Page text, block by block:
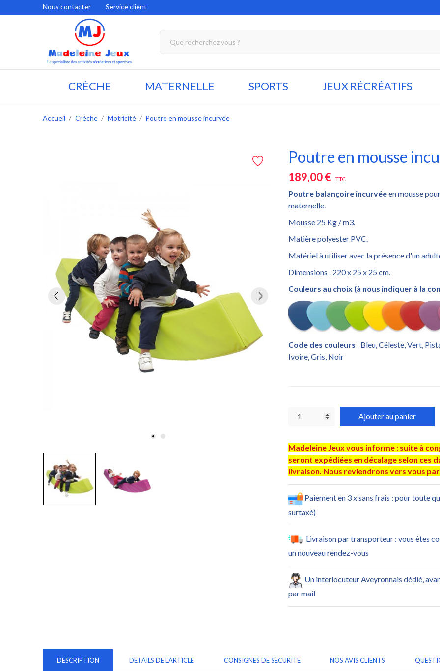
Nous contacter Service client
CRÈCHE MATERNELLE SPORTS JEUX RÉCRÉATIFS
Accueil Crèche Motricité Poutre en mousse incurvée
Poutre en mousse
189,00 € TTC
Poutre balançoire incurvéeen mousse
maternelle.
Mousse 25 Kg / m3.
Matière polyester PVC.
Matériel à utiliser avec la présence d'un
Dimensions : 220 x 25 x 25 cm.
Couleurs au choix (à nous indiquer à la
Code des couleurs : Bleu, Céleste, Vert,
Ivoire, Gris, Noir
Ajouter au panier
Madeleine Jeux vous informe : suite à
seront expédiées en décalage selon ces
livraison. Nous reviendrons vers vous
Paiement en 3 x sans frais : pour toute
surtaxé)
Livraison par transporteur : vous êtes
un nouveau rendez-vous
Un interlocuteur Aveyronnais dédié,
par mail
DESCRIPTION DÉTAILS DE L'ARTICLE CONSIGNES DE SÉCURITÉ NOS AVIS CLIENTS